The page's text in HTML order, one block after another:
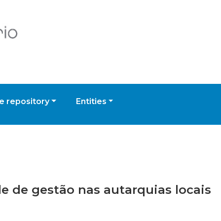
repository Entities
de gestão nas autarquias locais